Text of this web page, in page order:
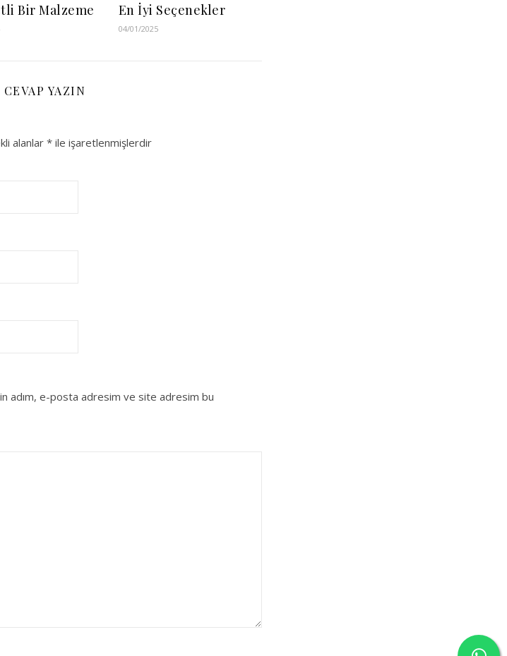
Bir Malzeme
En İyi Seçenekler
04/01/2025
CEVAP YAZIN
alanlar* ile işaretlenmişlerdir
adım, e-posta adresim ve site adresim bu